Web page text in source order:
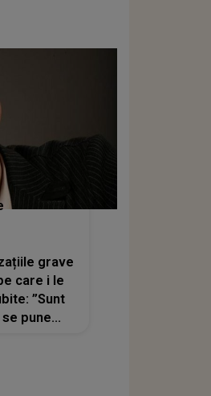
grave
care i le
”Sunt
pune